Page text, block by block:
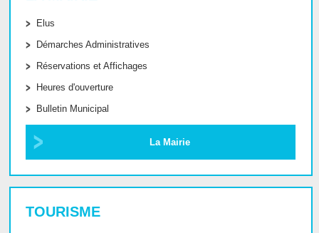
Elus
Démarches Administratives
Réservations et Affichages
Heures d'ouverture
Bulletin Municipal
La Mairie
TOURISME